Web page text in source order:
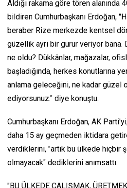
Aldığı rakama göre tören alanında
bildiren Cumhurbaşkanı Erdoğan,
beraber Rize merkezde kentsel
güzellik ayrı bir gurur veriyor bana.
ne oldu? Dükkânlar, mağazalar,
başladığında, herkes konutlarına
anlama geleceğini, ne kadar güzel
ediyorsunuz." diye konuştu.
Cumhurbaşkanı Erdoğan, AK
daha 15 ay geçmeden iktidara
verdiklerini, "artık bu ülkede hiçbir
olmayacak" dediklerini anımsattı.
"BU ÜLKEDE ÇALIŞMAK,